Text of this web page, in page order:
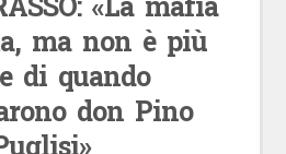
ma non è più
di quando
don Pino